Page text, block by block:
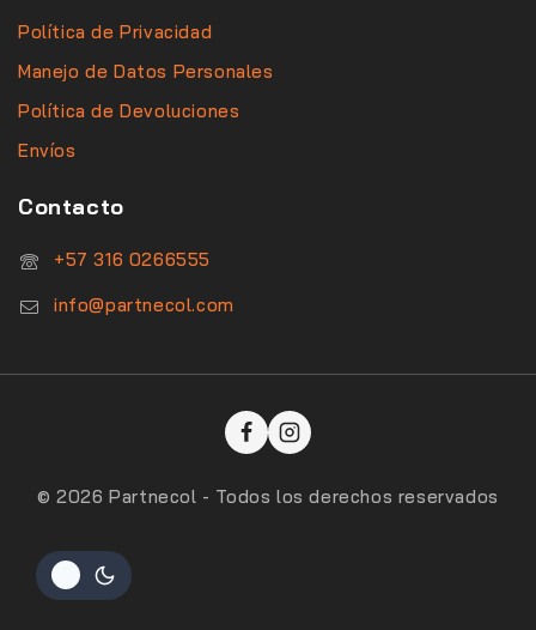
Política de Privacidad
Manejo de Datos Personales
Política de Devoluciones
Envíos
Contacto
‪+57 316 0266555‬
info@partnecol.com
© 2026 Partnecol - Todos los derechos reservados